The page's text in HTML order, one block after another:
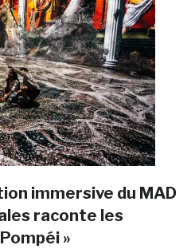
immersive du MAD
raconte les
»